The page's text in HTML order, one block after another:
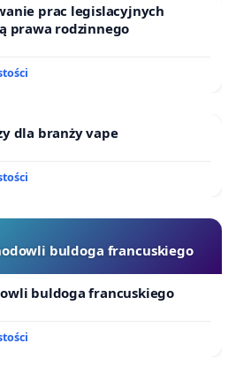
prac legislacyjnych
prawa rodzinnego
dla branży vape
buldoga francuskiego
buldoga francuskiego